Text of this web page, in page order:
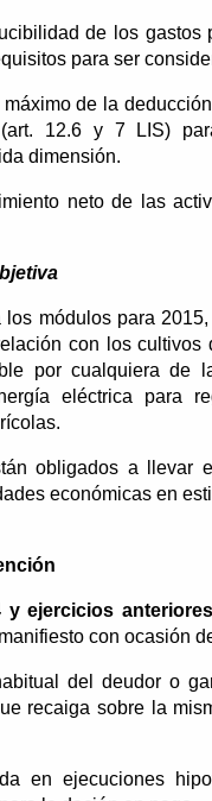
de los gastos
para ser
de la
12.6 y 7 LIS)
dimensión.
neto de las
módulos para
con los
por cualquiera de
eléctrica para
obligados a llevar
económicas en
y ejercicios
con ocasión
del deudor o
recaiga sobre la
en ejecuciones